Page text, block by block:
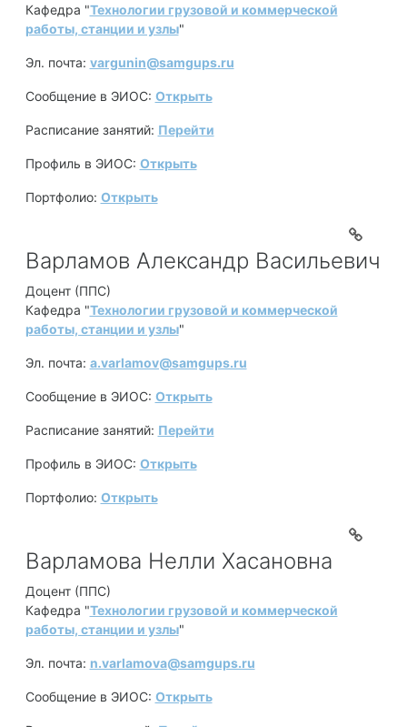
Кафедра "Технологии грузовой и коммерческой
работы, станции и узлы"
Эл. почта: vargunin@samgups.ru
Сообщение в ЭИОС: Открыть
Расписание занятий: Перейти
Профиль в ЭИОС: Открыть
Портфолио: Открыть
Варламов Александр Васильевич
Доцент (ППС)
Кафедра "Технологии грузовой и коммерческой
работы, станции и узлы"
Эл. почта: a.varlamov@samgups.ru
Сообщение в ЭИОС: Открыть
Расписание занятий: Перейти
Профиль в ЭИОС: Открыть
Портфолио: Открыть
Варламова Нелли Хасановна
Доцент (ППС)
Кафедра "Технологии грузовой и коммерческой
работы, станции и узлы"
Эл. почта: n.varlamova@samgups.ru
Сообщение в ЭИОС: Открыть